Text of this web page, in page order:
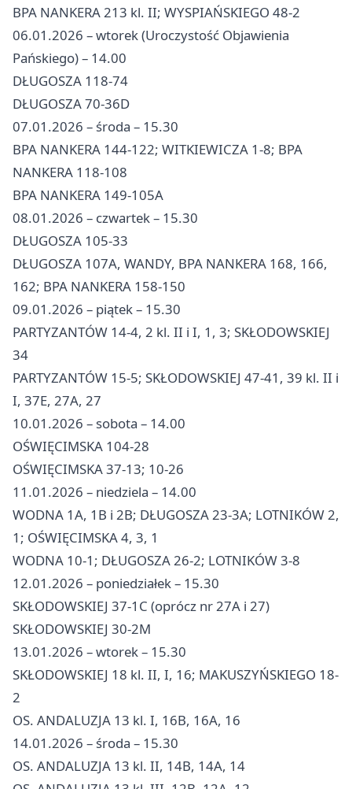
BPA NANKERA 213 kl. II; WYSPIAŃSKIEGO 48-2
06.01.2026 – wtorek (Uroczystość Objawienia
Pańskiego) – 14.00
DŁUGOSZA 118-74
DŁUGOSZA 70-36D
07.01.2026 – środa – 15.30
BPA NANKERA 144-122; WITKIEWICZA 1-8; BPA
NANKERA 118-108
BPA NANKERA 149-105A
08.01.2026 – czwartek – 15.30
DŁUGOSZA 105-33
DŁUGOSZA 107A, WANDY, BPA NANKERA 168, 166,
162; BPA NANKERA 158-150
09.01.2026 – piątek – 15.30
PARTYZANTÓW 14-4, 2 kl. II i I, 1, 3; SKŁODOWSKIEJ
34
PARTYZANTÓW 15-5; SKŁODOWSKIEJ 47-41, 39 kl. II i
I, 37E, 27A, 27
10.01.2026 – sobota – 14.00
OŚWIĘCIMSKA 104-28
OŚWIĘCIMSKA 37-13; 10-26
11.01.2026 – niedziela – 14.00
WODNA 1A, 1B i 2B; DŁUGOSZA 23-3A; LOTNIKÓW 2,
1; OŚWIĘCIMSKA 4, 3, 1
WODNA 10-1; DŁUGOSZA 26-2; LOTNIKÓW 3-8
12.01.2026 – poniedziałek – 15.30
SKŁODOWSKIEJ 37-1C (oprócz nr 27A i 27)
SKŁODOWSKIEJ 30-2M
13.01.2026 – wtorek – 15.30
SKŁODOWSKIEJ 18 kl. II, I, 16; MAKUSZYŃSKIEGO 18-
2
OS. ANDALUZJA 13 kl. I, 16B, 16A, 16
14.01.2026 – środa – 15.30
OS. ANDALUZJA 13 kl. II, 14B, 14A, 14